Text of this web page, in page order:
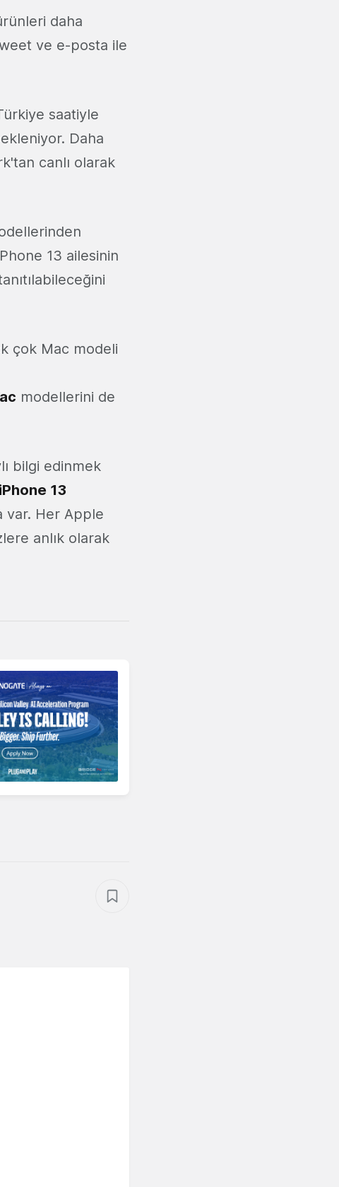
daha
ve e-posta ile
saatiyle
Daha
canlı olarak
13 ailesinin
çok Mac modeli
modellerini de
bilgi edinmek
13
var. Her Apple
anlık olarak